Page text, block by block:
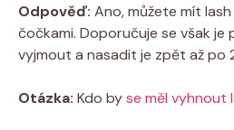
Odpověď: Ano, můžete mít
čočkami. Doporučuje se však
vyjmout a nasadit je zpět až po
Otázka: Kdo byse měl vyhnout